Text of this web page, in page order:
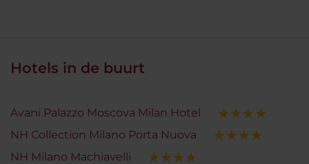
Hotels in de buurt
Avani Palazzo Moscova Milan Hotel
NH Collection Milano Porta Nuova
NH Milano Machiavelli